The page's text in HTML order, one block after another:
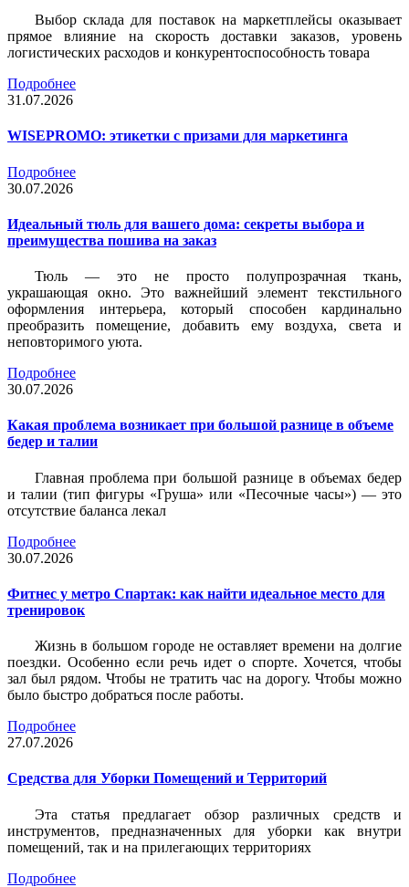
Выбор склада для поставок на маркетплейсы оказывает
прямое влияние на скорость доставки заказов, уровень
логистических расходов и конкурентоспособность товара
Подробнее
31.07.2026
WISEPROMO: этикетки с призами для маркетинга
Подробнее
30.07.2026
Идеальный тюль для вашего дома: секреты выбора и
преимущества пошива на заказ
Тюль — это не просто полупрозрачная ткань,
украшающая окно. Это важнейший элемент текстильного
оформления интерьера, который способен кардинально
преобразить помещение, добавить ему воздуха, света и
неповторимого уюта.
Подробнее
30.07.2026
Какая проблема возникает при большой разнице в объеме
бедер и талии
Главная проблема при большой разнице в объемах бедер
и талии (тип фигуры «Груша» или «Песочные часы») — это
отсутствие баланса лекал
Подробнее
30.07.2026
Фитнес у метро Спартак: как найти идеальное место для
тренировок
Жизнь в большом городе не оставляет времени на долгие
поездки. Особенно если речь идет о спорте. Хочется, чтобы
зал был рядом. Чтобы не тратить час на дорогу. Чтобы можно
было быстро добраться после работы.
Подробнее
27.07.2026
Средства для Уборки Помещений и Территорий
Эта статья предлагает обзор различных средств и
инструментов, предназначенных для уборки как внутри
помещений, так и на прилегающих территориях
Подробнее